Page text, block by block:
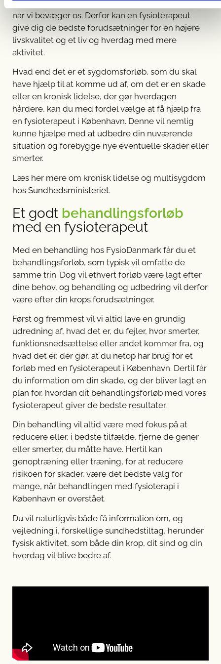
høj grad om at passe bedst muligt på vores krop,
når vi bevæger os. Derfor kan en fysioterapeut
give dig de bedste forudsætninger for en højere
livskvalitet og et liv og hverdag med mere
aktivitet.
Hvad end det er et sygdomsforløb, som du skal
have hjælp til at komme ud af, om det er en skade
eller en kronisk lidelse, der gør hverdagen
hårdere, kan du med fordel vælge at få hjælp fra
en fysioterapeut i København. Denne vil nemlig
kunne hjælpe med at udbedre din nuværende
situation og forebygge nye eventuelle skader eller
smerter.
Læs her mere om kronisk lidelse og multisygdom
hos Sundhedsministeriet.
Et godt behandlingsforløb
med en fysioterapeut
Med en behandling hos FysioDanmark får du et
behandlingsforløb, som typisk vil omfatte de
samme trin. Dog vil ethvert forløb være lagt efter
dine behov, og behandling og udbedring vil derfor
være efter din krops forudsætninger.
Først og fremmest vil vi altid lave en grundig
udredning af, hvad det er, du fejler, hvor smerter,
funktionsnedsættelse eller andet kommer fra, og
hvad det er, der gør, at du netop har brug for et
forløb med en fysioterapeut i København. Dertil får
du information om din skade, og der bliver lagt en
plan for, hvordan dit behandlingsforløb med vores
fysioterapeut giver de bedste resultater.
Din behandling vil altid være med fokus på at
reducere eller, i bedste tilfælde, fjerne de gener
eller smerter, du måtte have. Hertil kan
genoptræning eller træning, for at reducere
risikoen for skader, være det bedste valg for
mange, når behandlingen med fysioterapi i
København er overstået.
Du vil naturligvis både få information om, og
vejledning i, forskellige sundhedstiltag, herunder
fysisk aktivitet, som både din krop, dit sind og din
hverdag vil blive bedre af.